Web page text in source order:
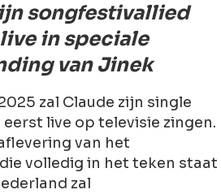
songfestivallied
in speciale
van Jinek
zal Claude zijn single
live op televisie zingen.
van het
volledig in het teken staat
zal